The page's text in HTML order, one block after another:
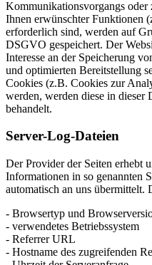
Kommunikationsvorgangs oder
Ihnen erwünschter Funktionen
erforderlich sind, werden auf
DSGVO gespeichert. Der
Interesse an der Speicherung
und optimierten Bereitstellung
Cookies (z.B. Cookies zur
werden, werden diese in dieser
behandelt.
Server-Log-Dateien
Der Provider der Seiten erhebt
Informationen in so genannten
automatisch an uns übermittelt.
- Browsertyp und
- verwendetes Betriebssystem
- Referrer URL
- Hostname des zugreifenden